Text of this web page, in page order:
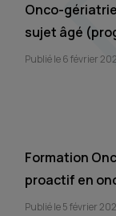
Onco-
sujet âgé
Publié le 6 février
Formation
proactif en
Publié le 5 février